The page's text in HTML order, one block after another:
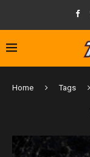
Home Tags